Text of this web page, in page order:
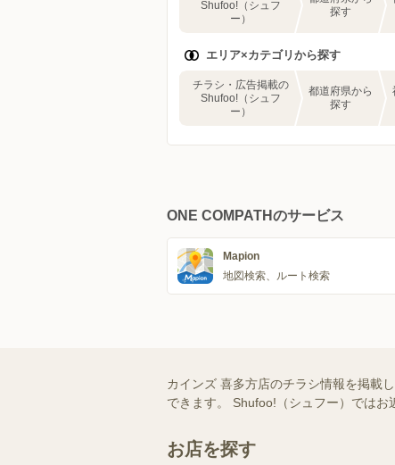
Shufoo!（シュフ
ー）
探す
エリア×カテゴリから探す
チラシ・広告掲載の
Shufoo!（シュフ
ー）
都道府県から
探す
ONE COMPATHのサービス
Mapion
地図検索、ルート検索
カインズ 喜多方店のチラシ情報を掲載
できます。 Shufoo!（シュフー）ではお
お店を探す